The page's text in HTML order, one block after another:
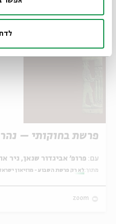
עוד
פרשת בחוקותי – נהר
עם:
מתוך: לא רק פרשת השבוע - מוזיאון
zoom